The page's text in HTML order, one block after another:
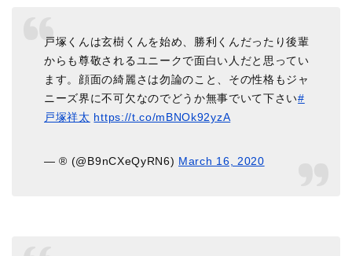
戸塚くんは玄樹くんを始め、勝利くんだったり後輩
からも尊敬されるユニークで面白い人だと思ってい
ます。顔面の綺麗さは勿論のこと、その性格もジャ
ニーズ界に不可欠なのでどうか無事でいて下さい#
戸塚祥太 https://t.co/mBNOk92yzA
— ®︎ (@B9nCXeQyRN6) March 16, 2020